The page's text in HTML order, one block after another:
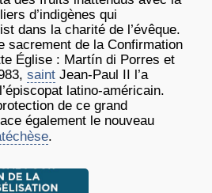
d’indigènes qui
dans la charité de l’évêque.
sacrement de la Confirmation
Église : Martín di Porres et
saint Jean-Paul II l’a
latino-américain.
de ce grand
également le nouveau
.